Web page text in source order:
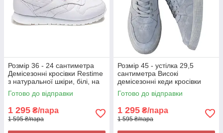
Розмір 36 - 24 сантиметра
Демісезонні кросівки Restime
з натуральної шкіри, білі, на
підошві з піни
Готово до відправки
1 295 ₴/пара
1 595 ₴/пара
Розмір 45 - устілка 29,5
сантиметра Високі
демісезонні кеди кросівки
Bull, сірі, на підошві з піни,
легкі та зручні Bull 300825
Готово до відправки
1 295 ₴/пара
1 595 ₴/пара